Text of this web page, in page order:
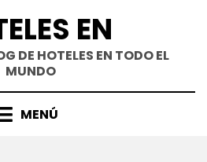
EN
DE HOTELES EN TODO EL
MUNDO
MENÚ